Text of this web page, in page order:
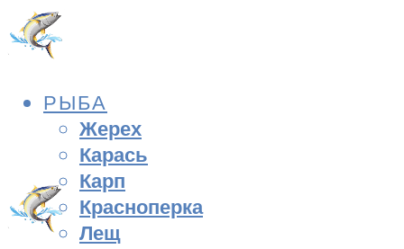
РЫБА
Жерех
Карась
Карп
Красноперка
Лещ